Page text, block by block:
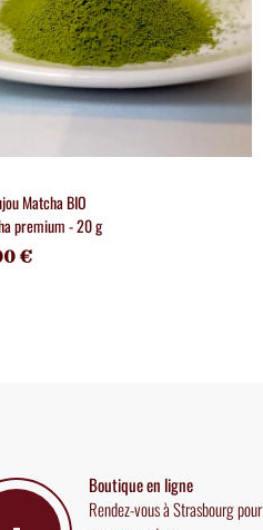
Matcha BIO
premium - 20 g
€
Boutique en ligne
Rendez-vous à Strasbourg pour